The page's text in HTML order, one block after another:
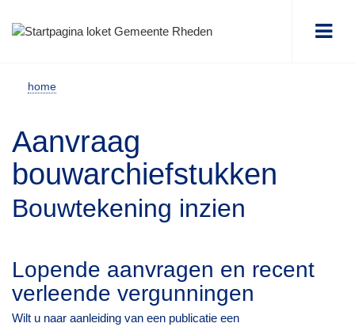
home
Aanvraag
bouwarchiefstukken
Bouwtekening inzien
Lopende aanvragen en recent
verleende vergunningen
Wilt u naar aanleiding van een publicatie een